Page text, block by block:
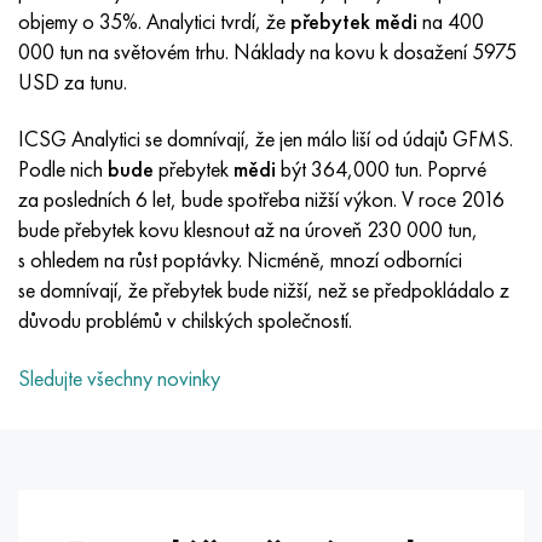
objemy o 35%. Analytici tvrdí, že přebytek mědi na 400
000 tun na světovém trhu. Náklady na kovu k dosažení 5975
USD za tunu.
ICSG Analytici se domnívají, že jen málo liší od údajů GFMS.
Podle nich bude přebytek mědi být 364,000 tun. Poprvé
za posledních 6 let, bude spotřeba nižší výkon. V roce 2016
bude přebytek kovu klesnout až na úroveň 230 000 tun,
s ohledem na růst poptávky. Nicméně, mnozí odborníci
se domnívají, že přebytek bude nižší, než se předpokládalo z
důvodu problémů v chilských společností.
Sledujte všechny novinky
Inotherm
incotest
Jette M152
Kobalt 6B
maraging 250
René 41
Maraging 300
47ND
47НХР
49 KF
49K2F, 49K2FA-VI
Slitina 50N
Slitina 50NP
50 NHS
HN62VMYUT
HN62MVKYU
HN63 MB
XN65VM
KhN65VMTYu
KhN67MVTYu
KhN68VKTYU
VT-35
PT-1M
PT-3V
PT-7M
SPT-2 sv
AT3
1.4466 - AISI 310MoLn
Slitina Al6xn
15-7Ph® - 1,4532
PH 13-8 Po - 1,4534
1,4542 - 17-4Ph®
Custom 455® - 1.4543 - uns s45500
1,4545 - 15-5Ph®
10X17H13M3T
10X18N18Yu4D
11X11N2V2MF
12Х18Н9Т
13X11N2V2MF
15x11mf
15x12vnmf
2,0872, CuNi10Fe1Mn, Cw352h
Silikonový hliníkový bronz
CW301G, C64200
křemíkový bronz
C65500, CuAl11Fe3
C65620, CuSi3Fe2Zn3
C65100, CuSi 1,5
Červená mosaz
C84400, CuSn2ZnPb
C83600, CuSn5ZnPb
45G2, 45g2, AISI 1144
Legovaná konstrukční ocel
10g2, 10g2, AISI 1513
12X2H4A, 15NiCr13, 1,5752
AC14, 11SMnPb30
20G, 20mn5
20XH3A, AISI 4320, 20hn3a
Р6М5, 1.3343, hs6-5-2, sw7m
Р6М5К5, 1,3243, hs6-5-2-5
R6M5F3, 1,3344, hs6-5-3
Р9М4К8,1,3207
R12F3, 1,3318, sw12
P18, 1,3355, hs18-0-1, sw18
Uhlíková ocel